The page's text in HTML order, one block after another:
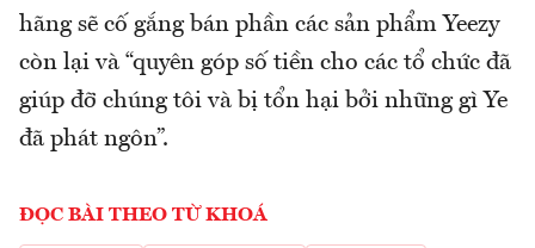
hãng sẽ cố gắng bán phần các sản phẩm Yeezy
còn lại và “quyên góp số tiền cho các tổ chức đã
giúp đỡ chúng tôi và bị tổn hại bởi những gì Ye
đã phát ngôn”.
ĐỌC BÀI THEO TỪ KHOÁ